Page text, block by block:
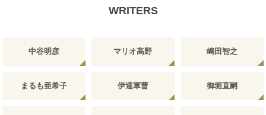
WRITERS
中谷明彦 マリオ高野 嶋田智之
まるも亜希子 伊達軍曹 御堀直嗣